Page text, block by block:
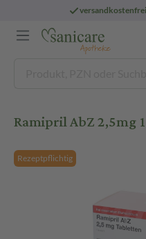
versandkostenfrei
Ramipril AbZ 2,5mg
Rezeptpflichtig